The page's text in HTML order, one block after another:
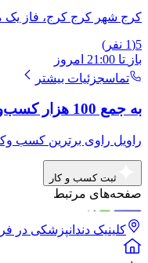
کرج شهر کرج کرج، فاز یک
5
(
1 نفر)
باز تا 21:00 امروز
تماسجزئیات بیشتر
به جمع 100 هزار کسب‌وکار کرجی در راویل بپیوندید
راویل راوی برترین کسب
ثبت کسب و کار
صفحه‌های مرتبط
کلینیک دندانپزشکی در